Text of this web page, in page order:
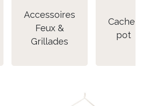
Accessoires
Feux &
Grillades
Cache-
pot